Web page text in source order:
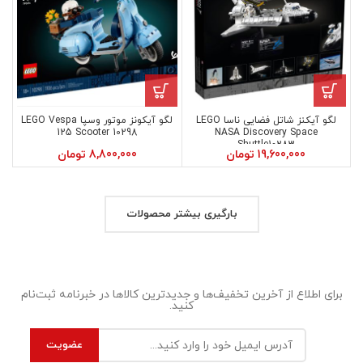
لگو آیکنز شاتل فضایی ناسا LEGO
NASA Discovery Space
Shuttle10283
19,600,000 تومان
لگو آیکونز موتور وسپا LEGO Vespa
125 Scooter 10298
8,800,000 تومان
بارگیری بیشتر محصولات
برای اطلاع از آخرین تخفیف‌ها و جدیدترین کالاها در خبرنامه ثبت‌نام
کنید.